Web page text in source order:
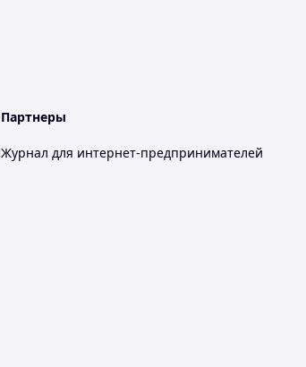
Партнеры
Журнал для интернет-предпринимателей